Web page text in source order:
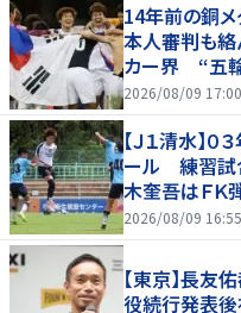
14年前の銅
本人審判も
カー界 “五輪
舞われる」
2026/08/09 17:00
【Ｊ１清水】
ール 練習試
木奎吾はＦ
場停止
2026/08/09 16:55
【東京】長友
役続行発表後